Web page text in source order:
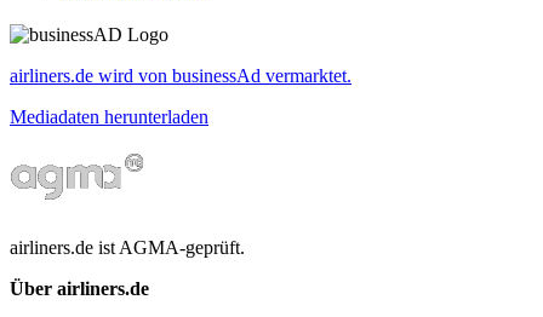
airliners.de wird von businessAd vermarktet.
Mediadaten herunterladen
airliners.de ist AGMA-geprüft.
Über airliners.de